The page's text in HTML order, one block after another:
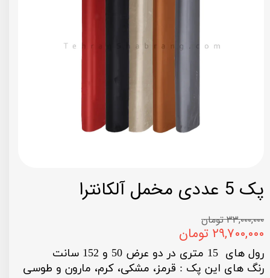
پک 5 عددی مخمل آلکانترا
۳۳,۰۰۰,۰۰۰ تومان
۲۹,۷۰۰,۰۰۰ تومان
رول های 15 متری در دو عرض 50 و 152 سانت
رنگ های این پک : قرمز، مشکی، کرم، مارون و طوسی